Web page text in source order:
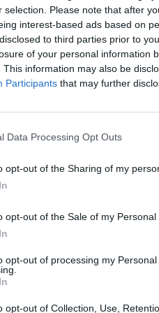
selection. Please note that after
interest-based ads based on
to third parties prior to
of your personal information
This information may also be
Participants that may further
Data Processing Opt Outs
opt-out of the Sharing of my
opt-out of the Sale of my Personal
opt-out of processing my
opt-out of Collection, Use,
Kalifornija nematė jau
nespėja gelbėti
žemės drebėjimas
savaitgalio laukia su